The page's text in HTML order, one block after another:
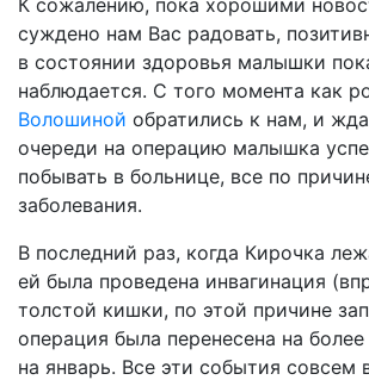
К сожалению, пока хорошими
суждено нам Вас радовать,
в состоянии здоровья малышки
наблюдается. С того момента как
Волошиной обратились к нам, и
очереди на операцию малышка
побывать в больнице, все по
заболевания.
В последний раз, когда Кирочка
ей была проведена инвагинация
толстой кишки, по этой причине
операция была перенесена на
на январь. Все эти события совсем